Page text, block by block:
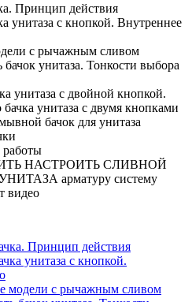
Принцип действия
унитаза с кнопкой. Внутреннее
с рычажным сливом
унитаза. Тонкости выбора
унитаза с двойной кнопкой.
унитаза с двумя кнопками
бачок для унитаза
НАСТРОИТЬ СЛИВНОЙ
арматуру систему
видео
Принцип действия
унитаза с кнопкой.
модели с рычажным сливом